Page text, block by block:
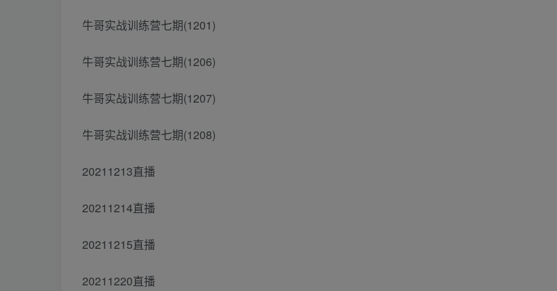
牛哥实战训练营七期(1201)
牛哥实战训练营七期(1206)
牛哥实战训练营七期(1207)
牛哥实战训练营七期(1208)
20211213直播
20211214直播
20211215直播
20211220直播